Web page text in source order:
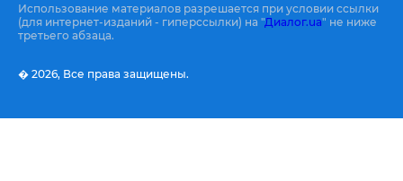
Использование материалов разрешается при условии ссылки
(для интернет-изданий - гиперссылки) на "Диалог.ua" не ниже
третьего абзаца.
� 2026, Все права защищены.